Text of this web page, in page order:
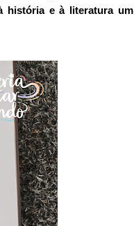
história e à literatura um